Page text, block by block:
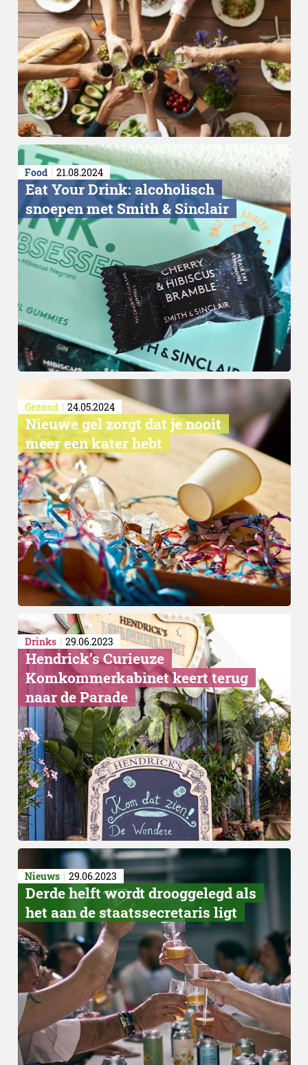
Durf te leven
Food 21.08.2024
Eat Your Drink: alcoholisch
snoepen met Smith & Sinclair
Gezond 24.05.2024
Nieuwe gel zorgt dat je nooit
meer een kater hebt
Drinks 29.06.2023
Hendrick’s Curieuze
Komkommerkabinet keert terug
naar de Parade
Nieuws 29.06.2023
Derde helft wordt drooggelegd als
het aan de staatssecretaris ligt